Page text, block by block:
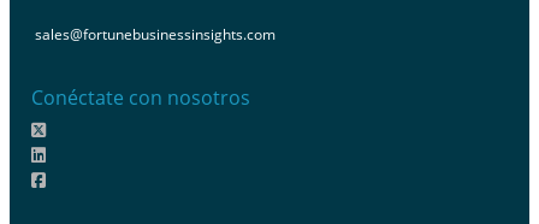
sales@fortunebusinessinsights.com
Conéctate con nosotros